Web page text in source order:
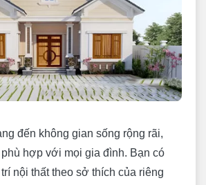
đến không gian sống rộng rãi,
hợp với mọi gia đình. Bạn có
nội thất theo sở thích của riêng